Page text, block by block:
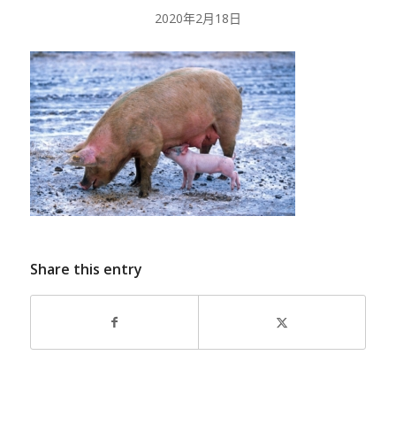
2020年2月18日
Share this entry